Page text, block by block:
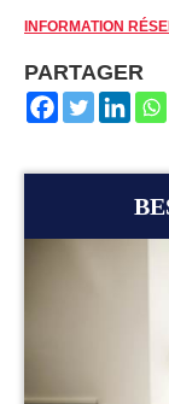
INFORMATION
PARTAGER